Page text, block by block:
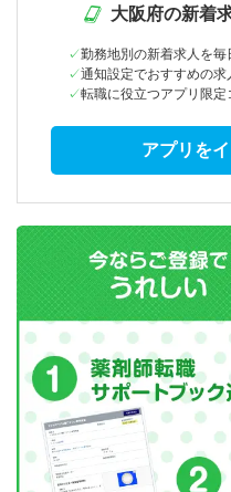
大阪府の新着
勤務地別の新着求人を毎
通知設定でおすすめの求
転職に役立つアプリ限定
アプリを